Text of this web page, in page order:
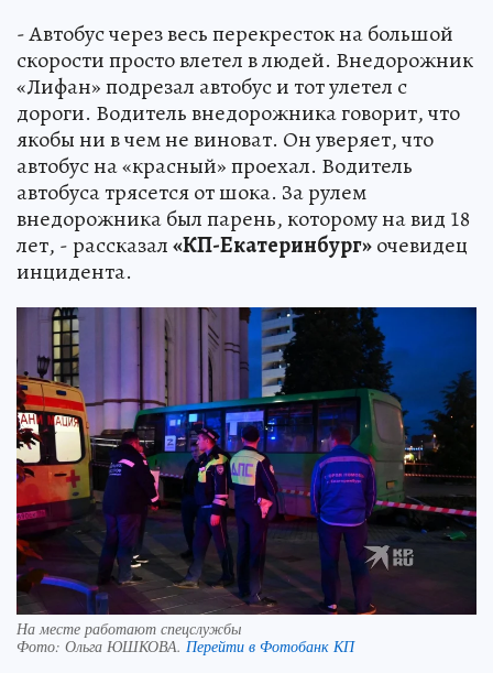
- Автобус через весь перекресток на большой
скорости просто влетел в людей. Внедорожник
«Лифан» подрезал автобус и тот улетел с
дороги. Водитель внедорожника говорит, что
якобы ни в чем не виноват. Он уверяет, что
автобус на «красный» проехал. Водитель
автобуса трясется от шока. За рулем
внедорожника был парень, которому на вид 18
лет, - рассказал«КП-Екатеринбург»очевидец
инцидента.
На месте работают спецслужбы
Фото: Ольга ЮШКОВА. Перейти в Фотобанк КП